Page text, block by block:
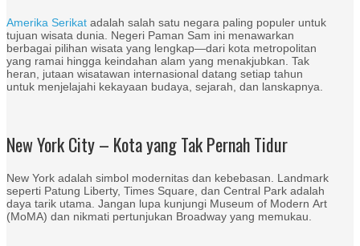
Amerika Serikat adalah salah satu negara paling populer untuk
tujuan wisata dunia. Negeri Paman Sam ini menawarkan
berbagai pilihan wisata yang lengkap—dari kota metropolitan
yang ramai hingga keindahan alam yang menakjubkan. Tak
heran, jutaan wisatawan internasional datang setiap tahun
untuk menjelajahi kekayaan budaya, sejarah, dan lanskapnya.
New York City – Kota yang Tak Pernah Tidur
New York adalah simbol modernitas dan kebebasan. Landmark
seperti Patung Liberty, Times Square, dan Central Park adalah
daya tarik utama. Jangan lupa kunjungi Museum of Modern Art
(MoMA) dan nikmati pertunjukan Broadway yang memukau.